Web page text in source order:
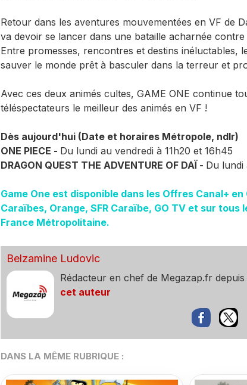
Retour dans les aventures mouvementées en VF de
va devoir se lancer dans une bataille acharnée
Entre promesses, rencontres et destins inéluctables,
sauver le monde prêt à basculer dans la terreur et
Avec ces deux animés cultes, GAME ONE continue
téléspectateurs le meilleur des animés en VF !
Dès aujourd'hui (Date et horaires Métropole, ndlr)
ONE PIECE - Du lundi au vendredi à 11h20 et 16h45
DRAGON QUEST THE ADVENTURE OF DAÏ - Du lundi
Game One est disponible dans les Offres Canal+
Caraïbes, Orange, SFR Caraïbe, GO TV et sur
France Métropolitaine.
Belzamine Ludovic
Rédacteur en chef de Megazap.fr depuis
cet auteur
DANS LA MÊME RUBRIQUE :